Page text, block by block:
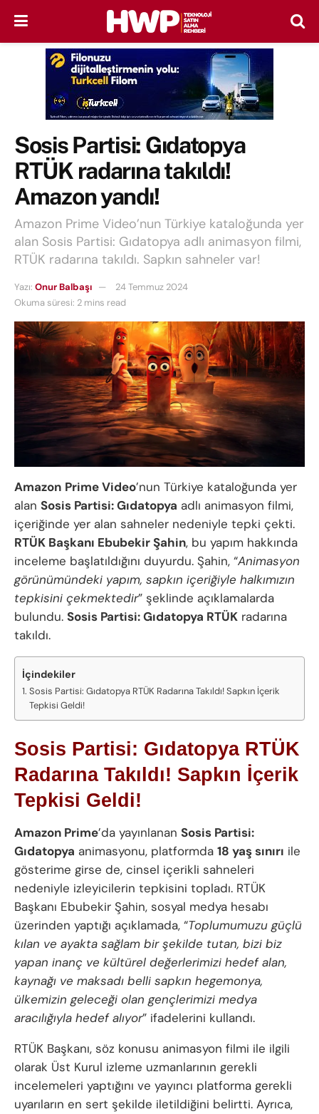
Sosis Partisi: Gıdatopya
RTÜK radarına takıldı!
Amazon yandı!
Amazon Prime Video’nun Türkiye kataloğunda yer
alan Sosis Partisi: Gıdatopya adlı animasyon filmi,
RTÜK radarına takıldı. Sapkın sahneler var!
Yazı: Onur Balbaşı
24 Temmuz 2024
Okuma süresi: 2 mins read
Amazon Prime Video’nun Türkiye kataloğunda yer
alan Sosis Partisi: Gıdatopya adlı animasyon filmi,
içeriğinde yer alan sahneler nedeniyle tepki çekti.
RTÜK Başkanı Ebubekir Şahin, bu yapım hakkında
inceleme başlatıldığını duyurdu. Şahin, “Animasyon
görünümündeki yapım, sapkın içeriğiyle halkımızın
tepkisini çekmektedir” şeklinde açıklamalarda
bulundu. Sosis Partisi: Gıdatopya RTÜK radarına
takıldı.
İçindekiler
Sosis Partisi: Gıdatopya RTÜK Radarına Takıldı! Sapkın İçerik
Tepkisi Geldi!
Sosis Partisi: Gıdatopya RTÜK
Radarına Takıldı! Sapkın İçerik
Tepkisi Geldi!
Amazon Prime’da yayınlanan Sosis Partisi:
Gıdatopya animasyonu, platformda 18 yaş sınırı ile
gösterime girse de, cinsel içerikli sahneleri
nedeniyle izleyicilerin tepkisini topladı. RTÜK
Başkanı Ebubekir Şahin, sosyal medya hesabı
üzerinden yaptığı açıklamada, “Toplumumuzu güçlü
kılan ve ayakta sağlam bir şekilde tutan, bizi biz
yapan inanç ve kültürel değerlerimizi hedef alan,
kaynağı ve maksadı belli sapkın hegemonya,
ülkemizin geleceği olan gençlerimizi medya
aracılığıyla hedef alıyor” ifadelerini kullandı.
RTÜK Başkanı, söz konusu animasyon filmi ile ilgili
olarak Üst Kurul izleme uzmanlarının gerekli
incelemeleri yaptığını ve yayıncı platforma gerekli
uyarıların en sert şekilde iletildiğini belirtti. Ayrıca,